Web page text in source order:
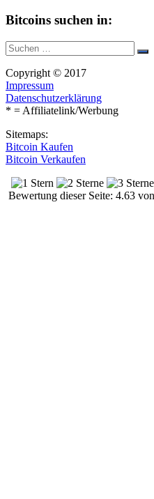
Bitcoins suchen in:
Suche
nach:
Copyright © 2017
Impressum
Datenschutzerklärung
* = Affiliatelink/Werbung
Sitemaps:
Bitcoin Kaufen
Bitcoin Verkaufen
Bewertung dieser Seite: 4.63